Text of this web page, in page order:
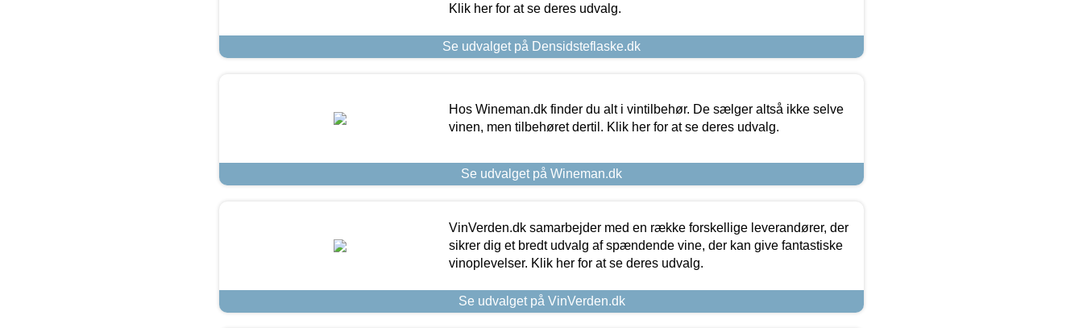
Klik her for at se deres udvalg.
Se udvalget på Densidsteflaske.dk
Hos Wineman.dk finder du alt i vintilbehør. De sælger altså ikke selve
vinen, men tilbehøret dertil. Klik her for at se deres udvalg.
Se udvalget på Wineman.dk
VinVerden.dk samarbejder med en række forskellige leverandører, der
sikrer dig et bredt udvalg af spændende vine, der kan give fantastiske
vinoplevelser. Klik her for at se deres udvalg.
Se udvalget på VinVerden.dk